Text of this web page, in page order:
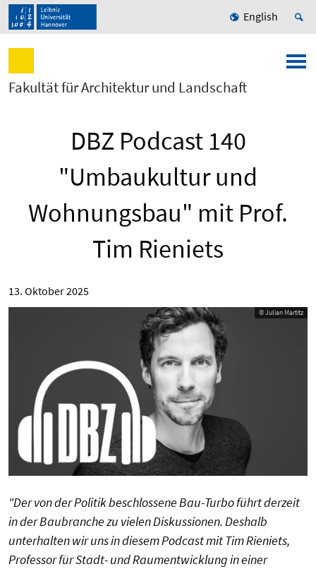
English
Fakultät für Architektur und Landschaft
DBZ Podcast 140
"Umbaukultur und
Wohnungsbau" mit Prof.
Tim Rieniets
13. Oktober 2025
© Julian Martitz
"Der von der Politik beschlossene Bau-Turbo führt derzeit
in der Baubranche zu vielen Diskussionen. Deshalb
unterhalten wir uns in diesem Podcast mit Tim Rieniets,
Professor für Stadt- und Raumentwicklung in einer